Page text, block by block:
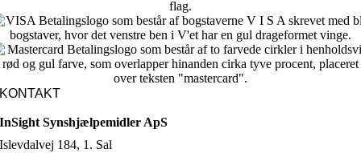
KONTAKT
InSight Synshjælpemidler ApS
Islevdalvej 184, 1. Sal